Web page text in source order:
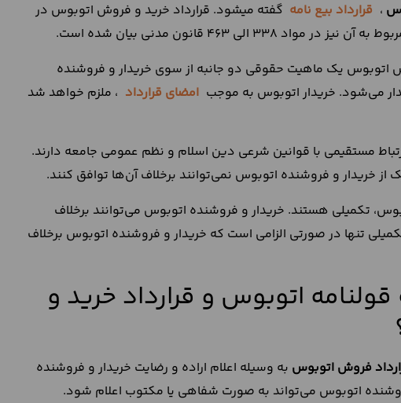
، قرارداد بیع نامه
گفته می‎شود. قرارداد خرید و فروش اتوبوس در
خرید و فروش اتوبوس یک ماهیت حقوقی دو جانبه از سوی خریدار و فروشنده
می‌شود. خریدار اتوبوس به موجب امضای قرارداد ، ملزم خواهد شد
مستقیمی با قوانین شرعی دین اسلام و نظم عمومی جامعه دارند.
خریدار و فروشنده اتوبوس نمی‌توانند برخلاف آن‌ها توافق کنند.
تکمیلی هستند. خریدار و فروشنده اتوبوس می‌توانند برخلاف
تنها در صورتی الزامی است که خریدار و فروشنده اتوبوس برخلاف
اتوبوس و قرارداد خرید و
فروش اتوبوس به وسیله اعلام اراده و رضایت خریدار و فروشنده
اتوبوس می‌تواند به صورت شفاهی یا مکتوب اعلام شود.